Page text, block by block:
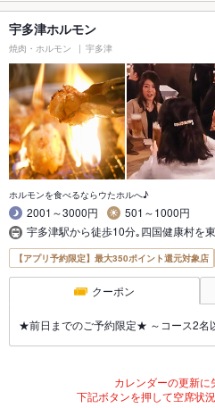
宇多津ホルモン
焼肉・ホルモン 宇多津
ホルモンを食べるならウたホルへ♪
2001～3000円
501～1000円
宇多津駅から徒歩10分｡四国健康村を
【アプリ予約限定】最大350ポイント還元対象店
クーポン
★前日までのご予約限定★ ～コース2名
カレンダーの更新に
下記ボタンを押して空席状